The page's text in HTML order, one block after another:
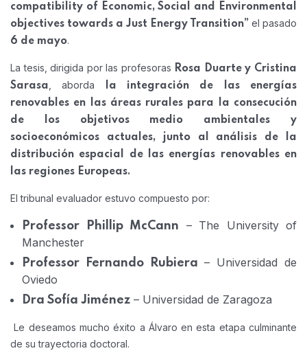
compatibility of Economic, Social and Environmental
objectives towards a Just Energy Transition” el pasado
6 de mayo.
La tesis, dirigida por las profesoras Rosa Duarte y Cristina
Sarasa , aborda
la integración de las energías
renovables en las áreas rurales para la consecución
de los objetivos medio ambientales y
socioeconómicos actuales, junto al análisis de la
distribución espacial de las energías renovables en
las regiones Europeas.
El tribunal evaluador estuvo compuesto por:
Professor Phillip McCann
– The University of
Manchester
Professor Fernando Rubiera – Universidad de
Oviedo
Dra Sofía Jiménez – Universidad de Zaragoza
Le deseamos mucho éxito a Álvaro en esta etapa culminante
de su trayectoria doctoral.